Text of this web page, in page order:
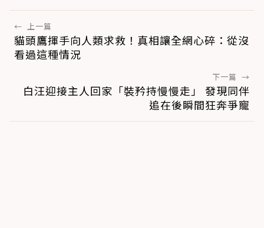
← 上一篇
貓頭鷹揮手向人類求救！真相讓全網心碎：從沒
看過這種情況
下一篇 →
白汪迎接主人回家「裝矜持慢慢走」 發現同伴
追在後瞬間狂奔爭寵